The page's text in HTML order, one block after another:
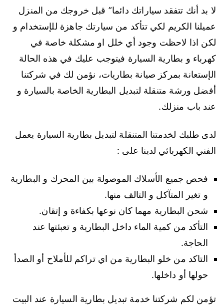
لا بد أنك تتفقد سياراتك دائما” قبل خروجك من المنزل
عميلنا الكريم لكي تتأكد من سيارتك جاهزة للإستخدام و
لكن اذا لاحظت وجود أي خلل او مشكلة خاصة في
كهرباء و بطارية السيارة فيتوجب عليك في هذه الحالة
الإستعانة بمركز صيانة بطاريات، نؤمن لك في شركتنا
أفضل ورشة متنقلة لتبديل البطارية الخاصة بالسيارة و
عند باب منزلك.
لدى طلبك لخدمتنا المتنقلة لتبديل بطارية السيارة يعمل
الفني الكهربائي لدينا على :
فحص جميع الأسلاك الموصولة بين المحرك و البطارية
و تغير المتآكل و التالف منها.
شحن البطارية مهما كان نوعها بكفاءة و إتقان.
التأكد من كمية الماء داخل البطارية و تعبئتها عند
الحاجة.
التاكد من خلو البطارية من اي تراكم للأملاح أو الصدأ
حولها أو داخلها.
تؤمن لكم شركتنا خدمة تبديل بطارية السيارة عند البيت